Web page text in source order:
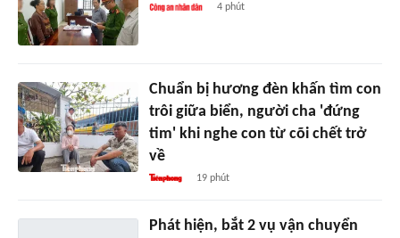
4 phút
Chuẩn bị hương đèn khấn tìm con
trôi giữa biển, người cha 'đứng
tim' khi nghe con từ cõi chết trở
về
19 phút
Phát hiện, bắt 2 vụ vận chuyển